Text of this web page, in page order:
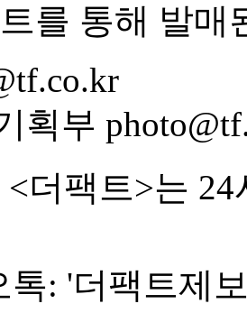
를 통해 발매
획부
<더팩트>는
톡: '더팩트제